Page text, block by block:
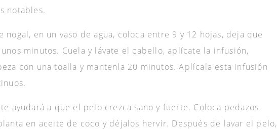
notables.
nogal, en un vaso de agua, coloca entre 9 y 12 hojas, deja que
minutos. Cuela y lávate el cabello, aplícate la infusión,
con una toalla y mantenla 20 minutos. Aplícala esta infusión
ayudará a que el pelo crezca sano y fuerte. Coloca pedazos
en aceite de coco y déjalos hervir. Después de lavar el pelo,